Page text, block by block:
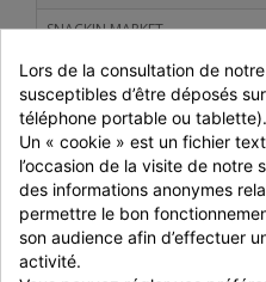
SNACKIN MARKET
Prix dégressifs selon le
Montant
Jusqu'à 699 € HT
-
700 à 999 € HT
1000 à 1499 € HT
-
Lors de la consultation de
susceptibles d’être déposés
téléphone portable ou tablette).
Un « cookie » est un fichier
l’occasion de la visite de
des informations anonymes
permettre le bon
son audience afin d’effectuer
activité.